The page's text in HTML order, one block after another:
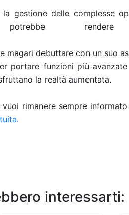
gestione delle complesse
e magari debuttare con un suo
portare funzioni più
la realtà aumentata.
rimanere sempre
.
interessarti: